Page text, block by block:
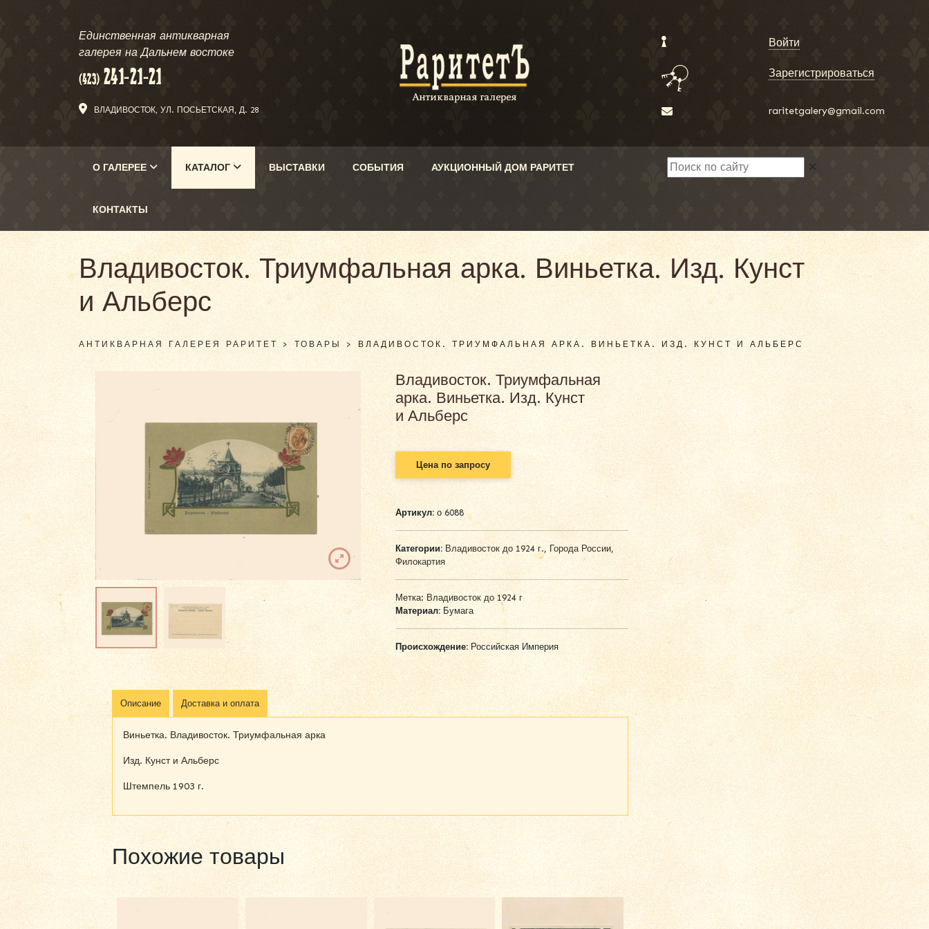
Единственная антикварная
галерея на Дальнем востоке
ВЛАДИВОСТОК, УЛ. ПОСЬЕТСКАЯ, Д. 28
Войти
Зарегистрироваться
raritetgalery@gmail.com
О ГАЛЕРЕЕ КАТАЛОГ ВЫСТАВКИ СОБЫТИЯ АУКЦИОННЫЙ ДОМ РАРИТЕТ
КОНТАКТЫ
✕
Владивосток. Триумфальная арка. Виньетка. Изд. Кунст
и Альберс
АНТИКВАРНАЯ ГАЛЕРЕЯ РАРИТЕТ>ТОВАРЫ > ВЛАДИВОСТОК. ТРИУМФАЛЬНАЯ АРКА. ВИНЬЕТКА. ИЗД. КУНСТ И АЛЬБЕРС
Владивосток. Триумфальная
арка. Виньетка. Изд. Кунст
и Альберс
Цена по запросу
Артикул: о 6088
Категории: Владивосток до 1924 г.,Города России,
Филокартия
Метка:Владивосток до 1924 г
Материал:Бумага
Происхождение:Российская Империя
Описание Доставка и оплата
Виньетка. Владивосток. Триумфальная арка
Изд. Кунст и Альберс
Штемпель 1903 г.
Похожие товары